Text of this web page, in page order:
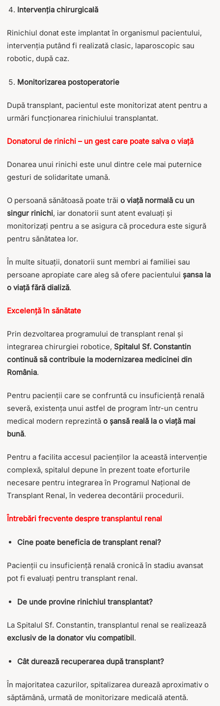
Intervenția chirurgicală
Rinichiul donat este implantat în organismul pacientului,
intervenția putând fi realizată clasic, laparoscopic sau
robotic, după caz.
Monitorizarea postoperatorie
După transplant, pacientul este monitorizat atent pentru a
urmări funcționarea rinichiului transplantat.
Donatorul de rinichi – un gest care poate salva o viață
Donarea unui rinichi este unul dintre cele mai puternice
gesturi de solidaritate umană.
O persoană sănătoasă poate trăi o viață normală cu un
singur rinichi, iar donatorii sunt atent evaluați și
monitorizați pentru a se asigura că procedura este sigură
pentru sănătatea lor.
În multe situații, donatorii sunt membri ai familiei sau
persoane apropiate care aleg să ofere pacientului șansa la
o viață fără dializă.
Excelență în sănătate
Prin dezvoltarea programului de transplant renal și
integrarea chirurgiei robotice, Spitalul Sf. Constantin
continuă să contribuie la modernizarea medicinei din
România.
Pentru pacienții care se confruntă cu insuficiență renală
severă, existența unui astfel de program într-un centru
medical modern reprezintă o șansă reală la o viață mai
bună.
Pentru a facilita accesul pacienților la această intervenție
complexă, spitalul depune în prezent toate eforturile
necesare pentru integrarea în Programul Național de
Transplant Renal, în vederea decontării procedurii.
Întrebări frecvente despre transplantul renal
Cine poate beneficia de transplant renal?
Pacienții cu insuficiență renală cronică în stadiu avansat
pot fi evaluați pentru transplant renal.
De unde provine rinichiul transplantat?
La Spitalul Sf. Constantin, transplantul renal se realizează
exclusiv de la donator viu compatibil.
Cât durează recuperarea după transplant?
În majoritatea cazurilor, spitalizarea durează aproximativ o
săptămână, urmată de monitorizare medicală atentă.